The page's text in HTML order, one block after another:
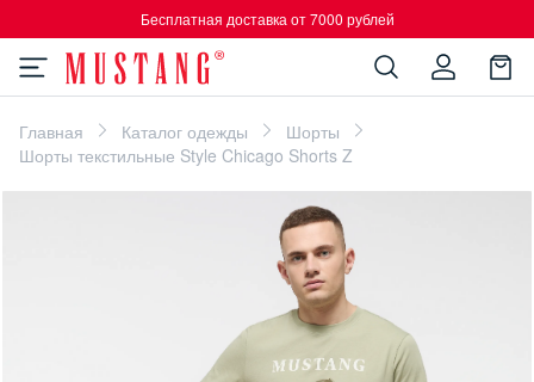
Бесплатная доставка от 7000 рублей
Главная Каталог одежды
Шорты
Шорты текстильные Style Chicago Shorts Z